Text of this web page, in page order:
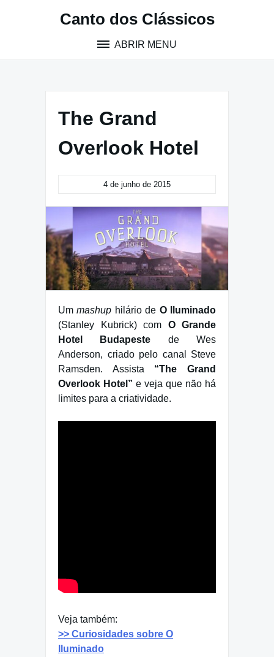
Canto dos Clássicos
ABRIR MENU
The Grand
Overlook Hotel
4 de junho de 2015
Ummashup hilário de O Iluminado
(Stanley Kubrick) com O Grande
Hotel Budapeste de Wes
Anderson, criado pelo canal Steve
Ramsden. Assista “The Grand
Overlook Hotel” e veja que não há
limites para a criatividade.
Veja também:
>> Curiosidades sobre O
Iluminado